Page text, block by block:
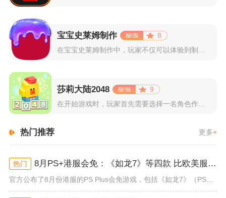
宝宝史莱姆制作
8
莎莉大陆2048
9
热门推荐 更多+
热门 8月PS+港服会免：《如龙7》等四款 比欧美服多一款
官方公布了8月份港服的PS Plus会免游戏，包括《如龙7》（PS4/PS5）、《小小梦魇》（PS4）、《托尼霍克职业滑...